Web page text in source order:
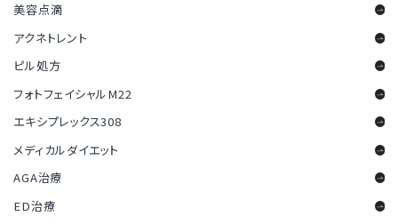
美容点滴
アクネトレント
ピル処方
フォトフェイシャルM22
エキシプレックス308
メディカルダイエット
AGA治療
ED治療